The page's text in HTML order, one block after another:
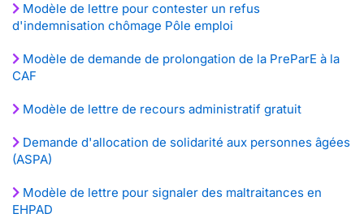
Modèle de lettre pour contester un refus
d'indemnisation chômage Pôle emploi
Modèle de demande de prolongation de la PreParE à la
CAF
Modèle de lettre de recours administratif gratuit
Demande d'allocation de solidarité aux personnes âgées
(ASPA)
Modèle de lettre pour signaler des maltraitances en
EHPAD